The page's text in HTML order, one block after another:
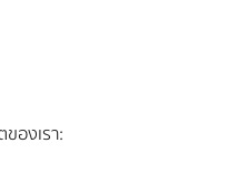
องเรา: